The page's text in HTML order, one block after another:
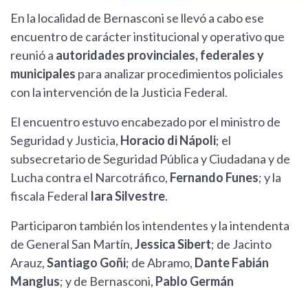
En la localidad de Bernasconi se llevó a cabo ese
encuentro de carácter institucional y operativo que
reunió a autoridades provinciales, federales y
municipales para analizar procedimientos policiales
con la intervención de la Justicia Federal.
El encuentro estuvo encabezado por el ministro de
Seguridad y Justicia, Horacio di Nápoli; el
subsecretario de Seguridad Pública y Ciudadana y de
Lucha contra el Narcotráfico, Fernando Funes; y la
fiscala Federal Iara Silvestre.
Participaron también los intendentes y la intendenta
de General San Martín,Jessica Sibert; de Jacinto
Arauz,Santiago Goñi; de Abramo, Dante Fabián
Manglus; y de Bernasconi, Pablo Germán